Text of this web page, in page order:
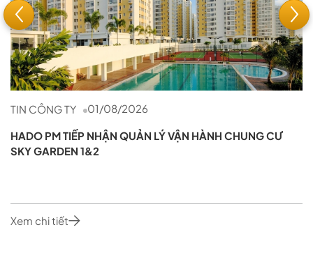
TIN CÔNG TY 01/08/2026
HADO PM TIẾP NHẬN QUẢN LÝ VẬN HÀNH CHUNG CƯ
SKY GARDEN 1&2
Xem chi tiết